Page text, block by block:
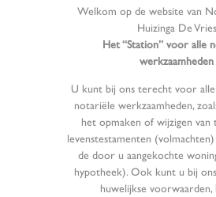
Welkom op de website van
Huizinga De Vries
Het “Station” voor alle
werkzaamheden
U kunt bij ons terecht voor
notariële werkzaamheden,
het opmaken of wijzigen van
levenstestamenten
de door u aangekochte
hypotheek). Ook kunt u bij
huwelijkse voorwaarden,